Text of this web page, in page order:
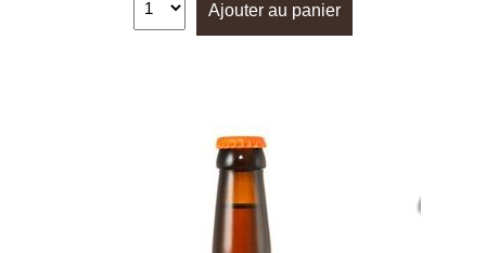
Ajouter au panier